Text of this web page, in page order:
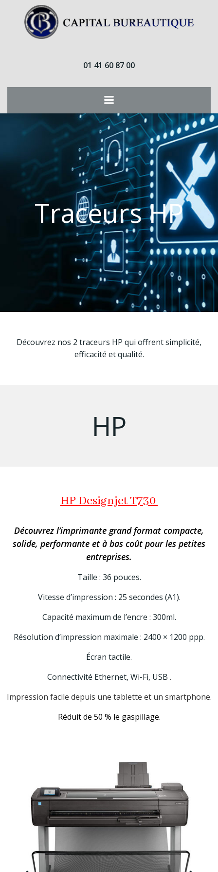
au
contenu
01 41 60 87 00
Traceurs HP
Découvrez nos 2 traceurs HP qui offrent simplicité,
efficacité et qualité.
HP
HP Designjet T730
Découvrez l’imprimante grand format compacte,
solide, performante et à bas coût pour les petites
entreprises.
Taille : 36 pouces.
Vitesse d’impression : 25 secondes (A1).
Capacité maximum de l’encre : 300ml.
Résolution d’impression maximale : 2400 × 1200 ppp.
Écran tactile.
Connectivité Ethernet, Wi-Fi, USB .
Impression facile depuis une tablette et un smartphone.
Réduit de 50 % le gaspillage.